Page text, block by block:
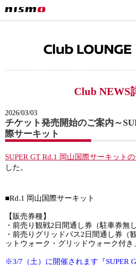
Club NEWS
2026/03/03
チケット発売開始のご案内～
際サーキット
SUPER GT Rd.1 岡山国際サーキット
した。
■Rd.1 岡山国際サーキット
【販売券種】
・前売り観戦2日間通し券（駐車券無
・前売りグリッドパス2日間通し券（
ットウォーク・グリッドウォーク付
※3/7（土）に開催されます『SUPER